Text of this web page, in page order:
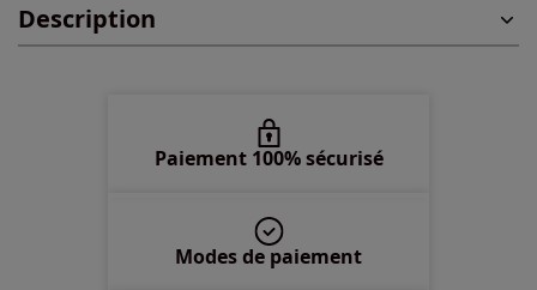
52 -En stock
Description
Paiement 100% sécurisé
Modes de paiement